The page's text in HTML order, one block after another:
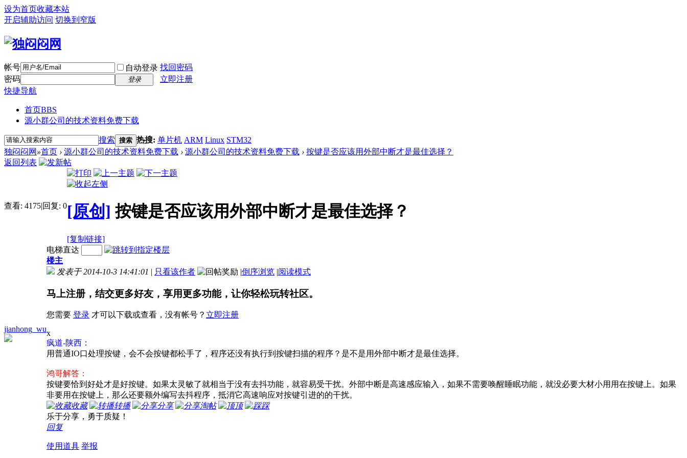
设为首页收藏本站
开启辅助访问 切换到窄版
帐号 自动登录 找回密码
密码
登录
立即注册
快捷导航
首页BBS
源小群公司的技术资料免费下载
搜索 搜索 热搜: 单片机 ARM Linux STM32
独闷闷网 »首页 › 源小群公司的技术资料免费下载 › 源小群公司的技术资料免费下载 › 按键是否应该用外部中断才是最佳选择？
返回列表
查看: 4175|回复: 0[原创] 按键是否应该用外部中断才是最佳选择？
[复制链接]
jianhong_wu
电梯直达
楼主
发表于 2014-10-3 14:41:01 | 只看该作者 |倒序浏览 |阅读模式
马上注册，结交更多好友，享用更多功能，让你轻松玩转社区。
您需要 登录 才可以下载或查看，没有帐号？ 立即注册
x
疯道-陕西：
用普通IO口处理按键，会不会按键都松手了，程序还没有执行到按键扫描的程序？是不是用外部中断才是最佳选择。
鸿哥解答：
按键要恰到好处才是好按键。如果太灵敏了就相当于没有去抖功能，就容易受干扰。外部中断是高速感应输入，如果不需要唤醒睡眠功能，就没必要大材小用用在按键上。如果
非要用在按键上，那么还要额外编写去抖程序，抵消它高速响应对按键引进的的干扰。
收藏
转播 分享 淘帖 顶
踩
乐于分享，勇于质疑！
回复
使用道具 举报